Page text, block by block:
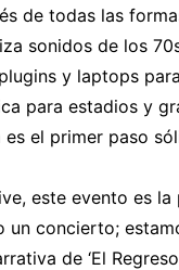
de todas las
sonidos de los
y laptops
para estadios y
el primer paso
este evento es
un concierto;
de ‘El